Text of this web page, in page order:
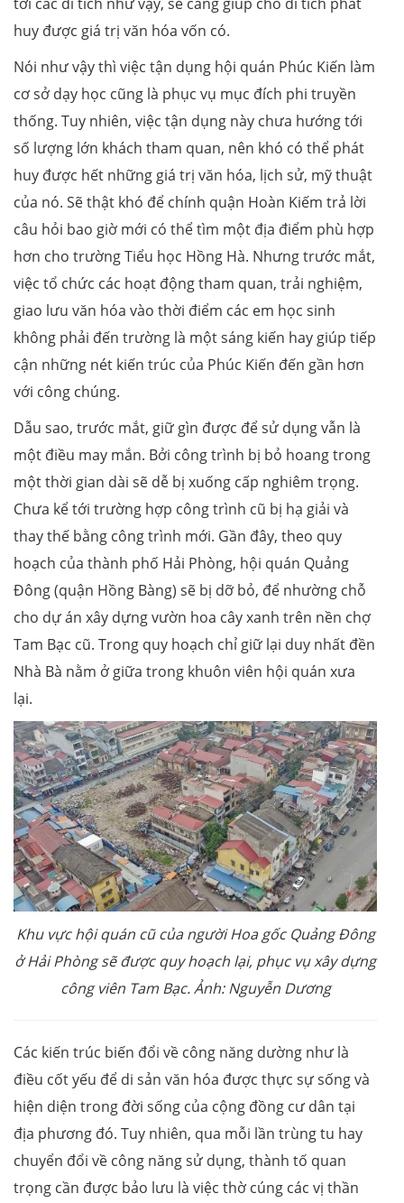
huy được giá trị văn hóa vốn có.
Nói như vậy thì việc tận dụng hội quán Phúc Kiến làm
cơ sở dạy học cũng là phục vụ mục đích phi truyền
thống. Tuy nhiên, việc tận dụng này chưa hướng tới
số lượng lớn khách tham quan, nên khó có thể phát
huy được hết những giá trị văn hóa, lịch sử, mỹ thuật
của nó. Sẽ thật khó để chính quận Hoàn Kiếm trả lời
câu hỏi bao giờ mới có thể tìm một địa điểm phù hợp
hơn cho trường Tiểu học Hồng Hà. Nhưng trước mắt,
việc tổ chức các hoạt động tham quan, trải nghiệm,
giao lưu văn hóa vào thời điểm các em học sinh
không phải đến trường là một sáng kiến hay giúp tiếp
cận những nét kiến trúc của Phúc Kiến đến gần hơn
với công chúng.
Dẫu sao, trước mắt, giữ gìn được để sử dụng vẫn là
một điều may mắn. Bởi công trình bị bỏ hoang trong
một thời gian dài sẽ dễ bị xuống cấp nghiêm trọng.
Chưa kể tới trường hợp công trình cũ bị hạ giải và
thay thế bằng công trình mới. Gần đây, theo quy
hoạch của thành phố Hải Phòng, hội quán Quảng
Đông (quận Hồng Bàng) sẽ bị dỡ bỏ, để nhường chỗ
cho dự án xây dựng vườn hoa cây xanh trên nền chợ
Tam Bạc cũ. Trong quy hoạch chỉ giữ lại duy nhất đền
Nhà Bà nằm ở giữa trong khuôn viên hội quán xưa
lại.
Khu vực hội quán cũ của người Hoa gốc Quảng Đông
ở Hải Phòng sẽ được quy hoạch lại, phục vụ xây dựng
công viên Tam Bạc. Ảnh: Nguyễn Dương
Các kiến trúc biến đổi về công năng dường như là
điều cốt yếu để di sản văn hóa được thực sự sống và
hiện diện trong đời sống của cộng đồng cư dân tại
địa phương đó. Tuy nhiên, qua mỗi lần trùng tu hay
chuyển đổi về công năng sử dụng, thành tố quan
trọng cần được bảo lưu là việc thờ cúng các vị thần